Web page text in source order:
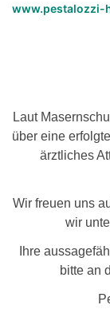
www.pestalozzi-
Laut
über eine
ärztliches
Wir freuen uns
wir
Ihre
bitte an